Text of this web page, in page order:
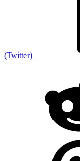
(Twitter)